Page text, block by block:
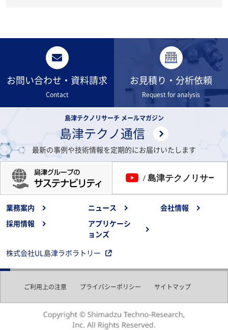
お問い合わせ・資料請求
Contact
お見積り・分析依頼
Request for analysis
島津テクノリサーチ メールマガジン
島津テクノ通信
最新の事例や技術情報を定期的にお届けいたします
業務案内 ニュース 会社情報
採用情報
アプリケーシ
ョンズ
株式会社UL島津ラボラトリー
ご利用上の注意 プライバシーポリシー サイトマップ